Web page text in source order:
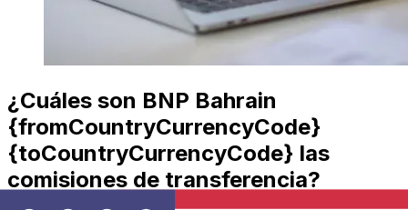
¿Cuáles son BNP Bahrain
{fromCountryCurrencyCode}
{toCountryCurrencyCode} las
comisiones de transferencia?